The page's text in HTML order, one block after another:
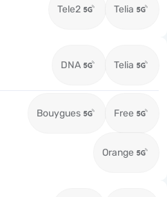
Tele2 Telia
DNA Telia
Bouygues Free
Orange